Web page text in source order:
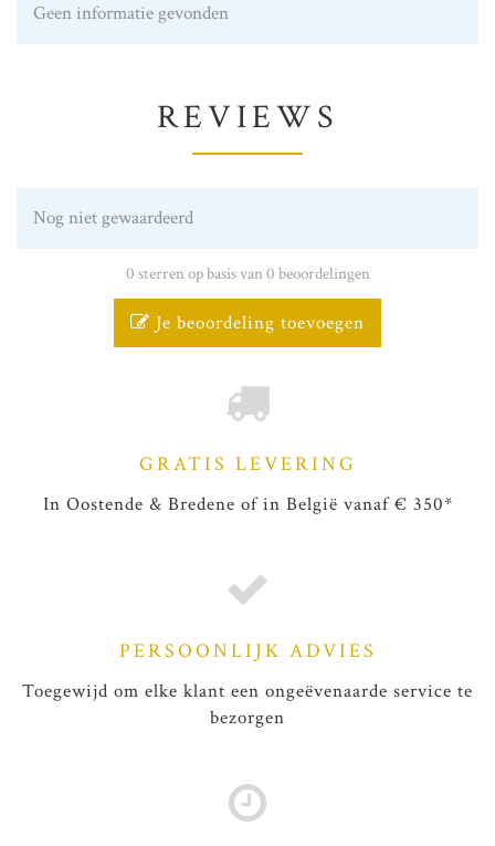
Geen informatie gevonden
REVIEWS
Nog niet gewaardeerd
0 sterren op basis van 0 beoordelingen
Je beoordeling toevoegen
GRATIS LEVERING
In Oostende & Bredene of in België vanaf € 350*
PERSOONLIJK ADVIES
Toegewijd om elke klant een ongeëvenaarde service te
bezorgen